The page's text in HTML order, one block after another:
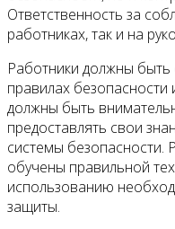
Ответственность за
работниках, так и на
Работники должны
правилах
должны быть
предоставлять свои
системы безопасности.
обучены правильной
использованию
защиты.